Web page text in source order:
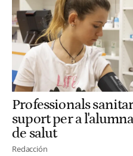
Professionals
suport per a
de salut
Redacción